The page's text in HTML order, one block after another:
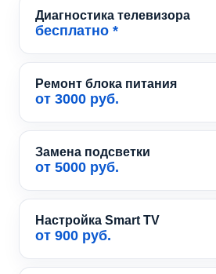
Диагностика телевизора
бесплатно *
Ремонт блока питания
от 3000 руб.
Замена подсветки
от 5000 руб.
Настройка Smart TV
от 900 руб.